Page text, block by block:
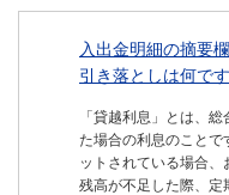
入出金明細の摘要
引き落としは何です
「貸越利息」とは、
た場合の利息のことで
ットされている場合
残高が不足した際、定